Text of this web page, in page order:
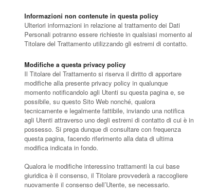
Informazioni non contenute in questa policy
Ulteriori informazioni in relazione al trattamento dei Dati
Personali potranno essere richieste in qualsiasi momento al
Titolare del Trattamento utilizzando gli estremi di contatto.
Modifiche a questa privacy policy
Il Titolare del Trattamento si riserva il diritto di apportare
modifiche alla presente privacy policy in qualunque
momento notificandolo agli Utenti su questa pagina e, se
possibile, su questo Sito Web nonché, qualora
tecnicamente e legalmente fattibile, inviando una notifica
agli Utenti attraverso uno degli estremi di contatto di cui è in
possesso. Si prega dunque di consultare con frequenza
questa pagina, facendo riferimento alla data di ultima
modifica indicata in fondo.
Qualora le modifiche interessino trattamenti la cui base
giuridica è il consenso, il Titolare provvederà a raccogliere
nuovamente il consenso dell’Utente, se necessario.